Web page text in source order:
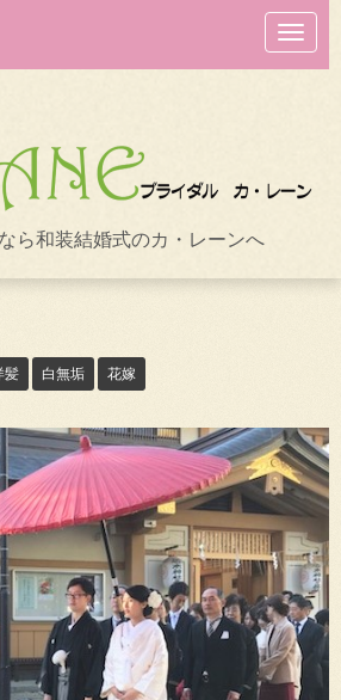
N
a
v
o
n
ら和装結婚式のカ・レーンへ
髪 白無垢 花嫁